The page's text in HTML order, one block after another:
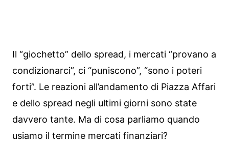
Il “giochetto” dello spread, i mercati “provano a
condizionarci”, ci “puniscono”, “sono i poteri
forti”. Le reazioni all’andamento di Piazza Affari
e dello spread negli ultimi giorni sono state
davvero tante. Ma di cosa parliamo quando
usiamo il termine mercati finanziari?